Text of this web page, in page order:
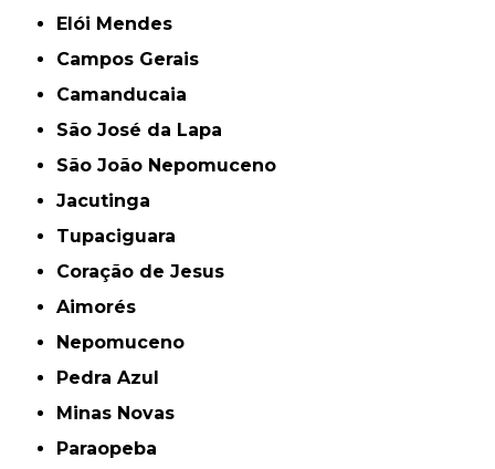
Elói Mendes
Campos Gerais
Camanducaia
São José da Lapa
São João Nepomuceno
Jacutinga
Tupaciguara
Coração de Jesus
Aimorés
Nepomuceno
Pedra Azul
Minas Novas
Paraopeba